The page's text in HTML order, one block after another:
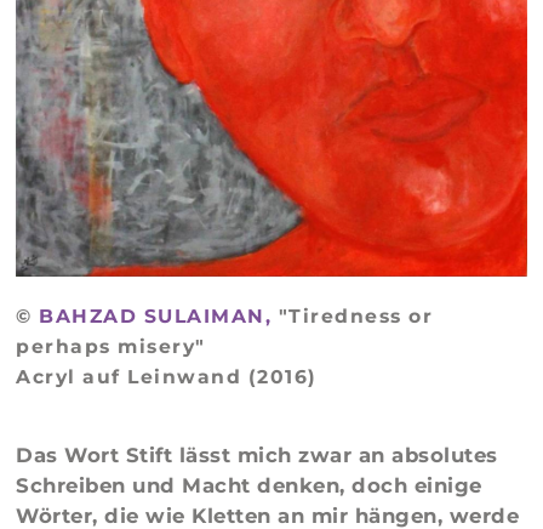
© BAHZAD SULAIMAN, "Tiredness or
perhaps misery"
Acryl auf Leinwand (2016)
Das Wort Stift lässt mich zwar an absolutes
Schreiben und Macht denken, doch einige
Wörter, die wie Kletten an mir hängen, werde